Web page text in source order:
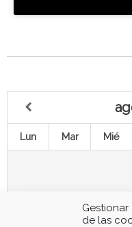
de las
Lun Mar Mié